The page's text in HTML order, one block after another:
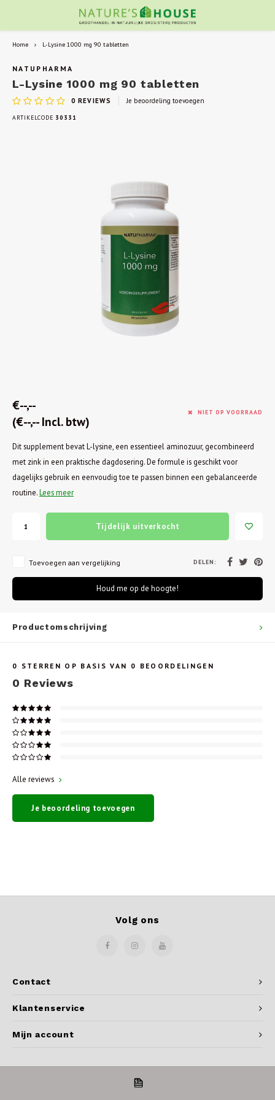
Home L-Lysine 1000 mg 90 tabletten
NATUPHARMA
L-Lysine 1000 mg 90 tabletten
0 REVIEWS Je beoordeling toevoegen
ARTIKELCODE 30331
€--,--
(€--,-- Incl. btw)
NIET OP VOORRAAD
Dit supplement bevat L-lysine, een essentieel aminozuur, gecombineerd
met zink in een praktische dagdosering. De formule is geschikt voor
dagelijks gebruik en eenvoudig toe te passen binnen een gebalanceerde
routine.Lees meer
Tijdelijk uitverkocht
Toevoegen aan vergelijking DELEN:
Houd me op de hoogte!
Productomschrijving
0 STERREN OP BASIS VAN 0 BEOORDELINGEN
0 Reviews
Alle reviews
Je beoordeling toevoegen
Contact
Volg ons
Klantenservice
Mijn account